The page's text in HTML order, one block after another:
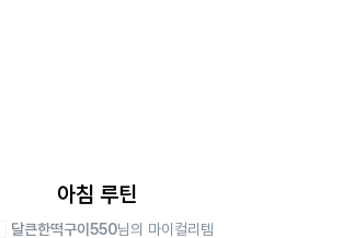
아침 루틴
달큰한떡구이550님의 마이컬리템